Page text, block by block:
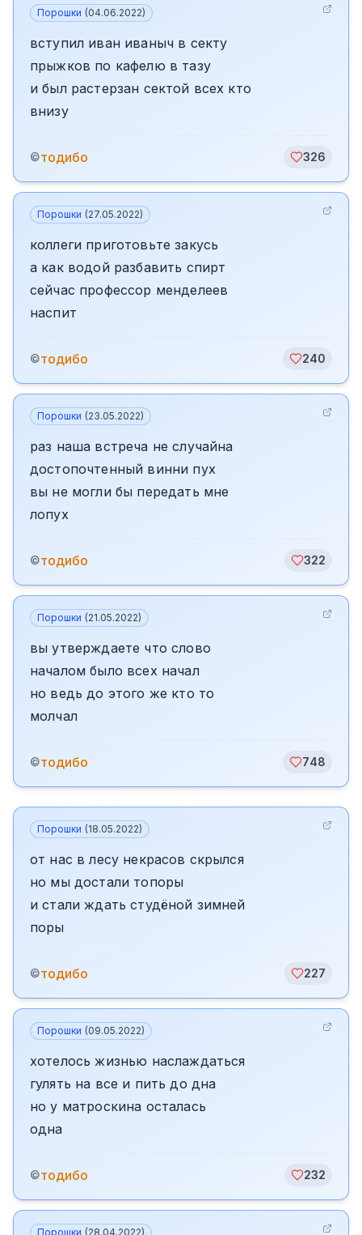
Порошки (04.06.2022)
вступил иван иваныч в секту
прыжков по кафелю в тазу
и был растерзан сектой всех кто
внизу
©тодибо 326
Порошки (27.05.2022)
коллеги приготовьте закусь
а как водой разбавить спирт
сейчас профессор менделеев
наспит
©тодибо 240
Порошки (23.05.2022)
раз наша встреча не случайна
достопочтенный винни пух
вы не могли бы передать мне
лопух
©тодибо 322
Порошки (21.05.2022)
вы утверждаете что слово
началом было всех начал
но ведь до этого же кто то
молчал
©тодибо 748
Порошки (18.05.2022)
от нас в лесу некрасов скрылся
но мы достали топоры
и стали ждать студёной зимней
поры
©тодибо 227
Порошки (09.05.2022)
хотелось жизнью наслаждаться
гулять на все и пить до дна
но у матроскина осталась
одна
©тодибо 232
Порошки (28.04.2022)